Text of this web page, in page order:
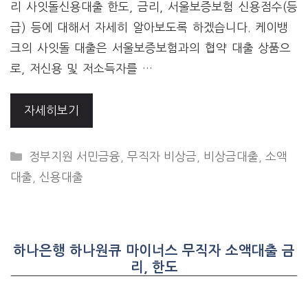
리 사잇돌신용대출 한도, 금리, 서울보증보험 신용점수(등
급) 등에 대해서 자세히 알아보도록 하겠습니다. 케이뱅
크의 사잇돌 대출은 서울보증보험과의 협약 대출 상품으
로, 저신용 및 저소득자를 …
자세히보기
CATEGORIES
정부지원 서민금융 ,무직자 비상금 비상금대출
소액
대출
신용대출
하나은행 하나원큐 마이너스 무직자 소액대출 금
리, 한도